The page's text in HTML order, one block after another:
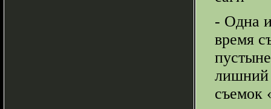
- Одна
время
лишний
съемок